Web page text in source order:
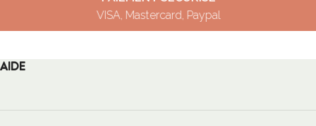
VISA, Mastercard, Paypal
AIDE